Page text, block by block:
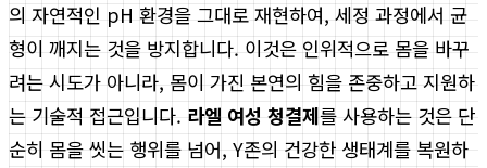
의 자연적인 pH 환경을 그대로 재현하여, 세정 과정에서 균
형이 깨지는 것을 방지합니다. 이것은 인위적으로 몸을 바꾸
려는 시도가 아니라, 몸이 가진 본연의 힘을 존중하고 지원하
는 기술적 접근입니다. 라엘 여성 청결제를 사용하는 것은 단
순히 몸을 씻는 행위를 넘어, Y존의 건강한 생태계를 복원하